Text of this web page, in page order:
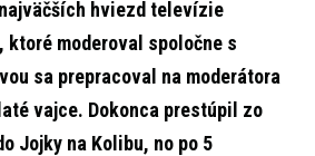
hviezd televízie
ktoré moderoval spoločne s
sa prepracoval na moderátora
vajce. Dokonca prestúpil zo
Jojky na Kolibu, no po 5